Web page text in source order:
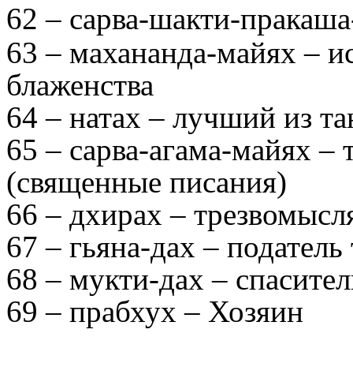
62 – сарва-шакти-
63 – махананда-майях –
блаженства
64 – натах – лучший из
65 – сарва-агама-майях –
(священные писания)
66 – дхирах –
67 – гьяна-дах –
68 – мукти-дах –
69 – прабхух – Хозяин